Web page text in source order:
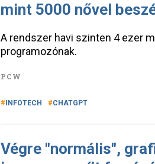
mint 5000 nővel
A rendszer havi szinten 4 ezer
programozónak.
PCW
INFOTECH CHATGPT
Végre "normális",